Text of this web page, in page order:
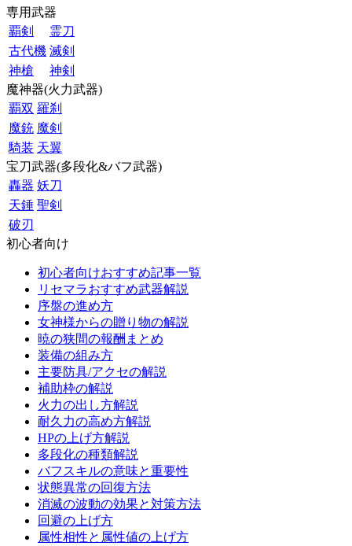
専用武器
覇剣
霊刀
古代機 滅剣
神槍
神剣
魔神器(火力武器)
覇双 羅刹
魔銃 魔剣
騎装 天翼
宝刀武器(多段化&バフ武器)
轟器 妖刀
天錘 聖剣
破刃
初心者向け
初心者向けおすすめ記事一覧
リセマラおすすめ武器解説
序盤の進め方
女神様からの贈り物の解説
暁の狭間の報酬まとめ
装備の組み方
主要防具/アクセの解説
補助枠の解説
火力の出し方解説
耐久力の高め方解説
HPの上げ方解説
多段化の種類解説
バフスキルの意味と重要性
状態異常の回復方法
消滅の波動の効果と対策方法
回避の上げ方
属性相性と属性値の上げ方